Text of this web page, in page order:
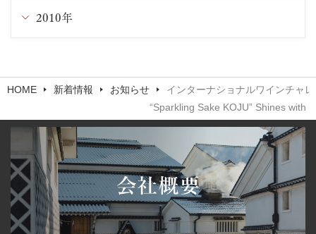
1月
1月
3月
2月
1月
4月
3月
2月
1月
6月
4月
3月
2月
1月
8月
5月
4月
3月
2月
8月
5月
4月
3月
2月
10月
8月
7月
6月
5月
11月
8月
7月
6月
5月
12月
10月
9月
8月
7月
2010年
11月
10月
9月
8月
HOME 新着情報 お知らせ
インターナショナルワインチャ
“Sparkling Sake KOJU” Shines with